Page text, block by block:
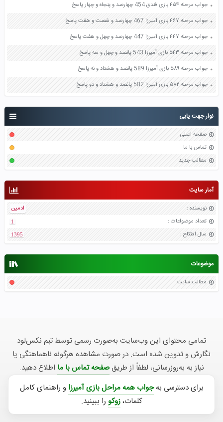
نوار جهت یابی
صفحه اصلی
تماس با ما
مطالب جدید
آمار سایت
نویسنده :
ادمین
تعداد موضواعات :
1
سال افتتاح :
1395
موضوعات
مطالب سایت
جواب مرحله ۴۵۴ بازی فندق 454 چهارصد و پنجاه و چهار پاسخ
جواب مرحله ۴۶۷ بازی آمیرزا 467 چهارصد و شصت و هفت پاسخ
جواب مرحله ۴۴۷ بازی آمیرزا 447 چهارصد و چهل و هفت پاسخ
جواب مرحله ۵۴۳ بازی آمیرزا 543 پانصد و چهل و سه پاسخ
جواب مرحله ۵۸۹ بازی آمیرزا 589 پانصد و هشتاد و نه پاسخ
جواب مرحله ۵۸۲ بازی آمیرزا 582 پانصد و هشتاد و دو پاسخ
تمامی محتوای این وب‌سایت به‌صورت رسمی توسط تیم نکس‌لود
نگارش و تدوین شده است. در صورت مشاهده هرگونه ناهماهنگی یا
نیاز به به‌روزرسانی، لطفاً از طریقصفحه تماس با ما اطلاع دهید.
برای دسترسی به جواب همه مراحل بازی آمیرزا و راهنمای کامل
کلمات،زوکو را ببینید.